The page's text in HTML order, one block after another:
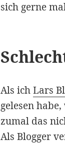
sich gerne
Als ichLars
gelesen
zumal das
Als Blogger